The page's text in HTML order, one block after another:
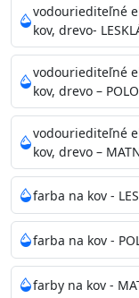
nemocnice,
sály,
škôlky,
vhodná aj do
(trieda 2 podľa EN
zachovaní
povrchov. Má
vysokú výdatnosť
bohatej škále
Odtieň: Biela + je
Pantone
vodouriediteľné
kov, drevo-
vodouriediteľné
kov, drevo –
vodouriediteľné
kov, drevo –
farba na kov -
farba na kov -
farby na kov -